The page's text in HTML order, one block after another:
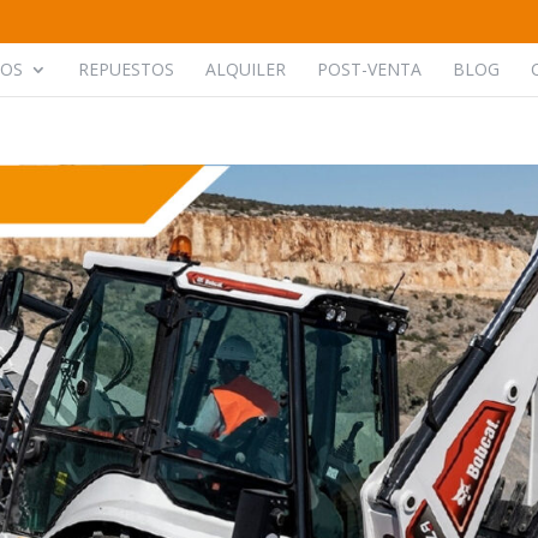
REPUESTOS ALQUILER POST-VENTA BLOG